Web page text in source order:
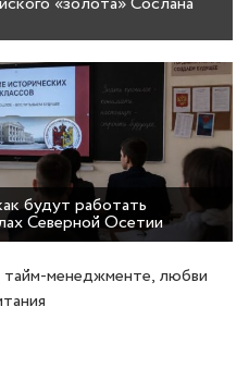
будут работать
Северной Осетии